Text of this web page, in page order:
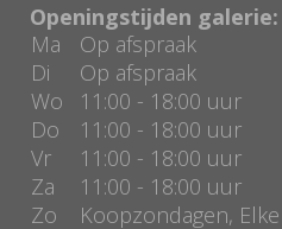
Openingstijden galerie:
Ma
Op afspraak
Di
Op afspraak
Wo
11:00 - 18:00 uur
Do
11:00 - 18:00 uur
Vr
11:00 - 18:00 uur
Za
11:00 - 18:00 uur
Zo
Koopzondagen,